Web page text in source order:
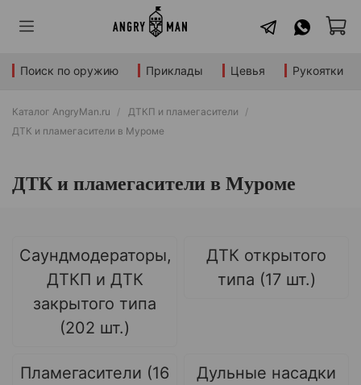
Поиск по оружию Приклады Цевья Рукоятки
Каталог AngryMan.ru
ДТКП и пламегасители
ДТК и пламегасители в Муроме
ДТК и пламегасители в Муроме
Саундмодераторы,
ДТКП и ДТК
закрытого типа
(202 шт.)
ДТК открытого
типа (17 шт.)
Пламегасители (16
Дульные насадки